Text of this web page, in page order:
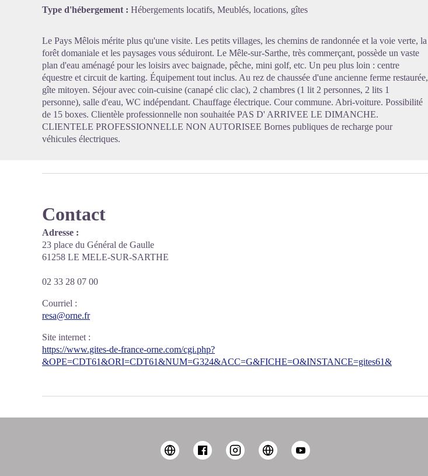
Voir l'image en plein écran
Type d'hébergement : Hébergements locatifs, Meublés, locations, gîtes
Le Pays Mêlois mérite plus qu'une visite. Les petits villages, les chemins de randonnée et la voie verte, la
forêt domaniale et les paysages vous séduiront. Le Mêle-sur-Sarthe, très commerçant, possède un vaste
plan d'eau aménagé pour les loisirs avec baignade, pêche, mini golf, etc. Un peu plus loin : centre
équestre et circuit de karting. Équipement tout inclus. Au rez de chaussée d'une ancienne ferme restaurée,
gîte mitoyen. Séjour avec coin-cuisine (canapé clic clac), 2 chambres (1 lit 2 personnes, 2 lits 1
personne), salle d'eau, WC indépendant. Chauffage électrique. Cour commune. Abri-voiture. Possibilité
de 15 boxes. Clientèle professionnelle non souhaitée PAS D' ARRIVEE LE DIMANCHE.
CLIENTELE PROFESSIONNELLE NON AUTORISEE Bornes publiques de recharge pour
véhicules électriques.
Contact
Adresse :
23 place du Général de Gaulle
61258 LE MELE-SUR-SARTHE
02 33 28 07 00
Courriel :
resa@orne.fr
Site internet :
https://www.gites-de-france-orne.com/cgi.php?
&OPE=CDT61&ORI=CDT61&NUM=G324&ACC=G&FICHE=O&INSTANCE=gites61&